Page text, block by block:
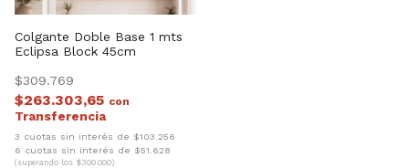
Colgante Doble Base 1 mts
Eclipsa Block 45cm
$309.769
$263.303,65 con
3 cuotas sin interés de $103.256
6 cuotas sin interés de $51.628
(superando los $300.000)